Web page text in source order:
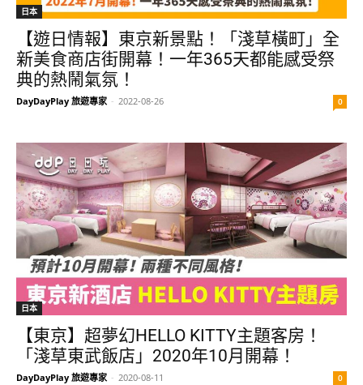
日本
【遊日情報】東京新景點！「淺草橫町」全
新美食商店街開幕！一年365天都能感受祭
典的熱鬧氣氛！
DayDayPlay 旅遊專家 - 2022-08-26 0
日本
【東京】超夢幻HELLO KITTY主題客房！
「淺草東武飯店」2020年10月開幕！
DayDayPlay 旅遊專家 - 2020-08-11 0